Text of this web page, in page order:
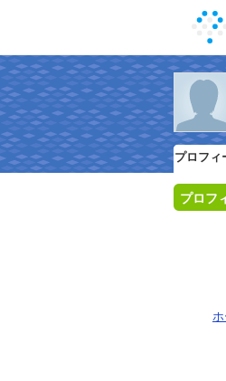
プロフィ
プロフ
ホ